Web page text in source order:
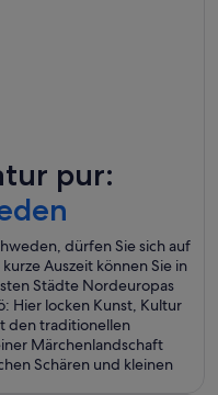
pur:
dürfen Sie sich auf
Auszeit können Sie in
Städte Nordeuropas
Hier locken Kunst, Kultur
den traditionellen
Märchenlandschaft
Schären und kleinen